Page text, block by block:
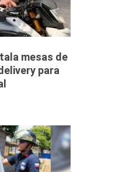
mesas de
para